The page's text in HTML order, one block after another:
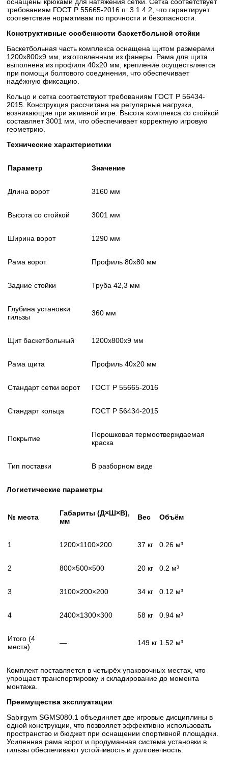
требованиям ГОСТ Р 55665-2016 п. 3.1.4.2, что гарантирует
соответствие нормативам по прочности и безопасности.
Конструктивные особенности баскетбольной стойки
Баскетбольная часть комплекса оснащена щитом размерами
1200х800х9 мм, изготовленным из фанеры. Рама для щита
выполнена из профиля 40х20 мм, крепление осуществляется
при помощи болтового соединения, что обеспечивает
надёжную фиксацию.
Кольцо и сетка соответствуют требованиям ГОСТ Р 56434-
2015. Конструкция рассчитана на регулярные нагрузки,
возникающие при активной игре. Высота комплекса со стойкой
составляет 3001 мм, что обеспечивает корректную игровую
геометрию.
Технические характеристики
Параметр Значение
Длина ворот 3160 мм
Высота со стойкой 3001 мм
Ширина ворот 1290 мм
Рама ворот Профиль 80х80 мм
Задние стойки Труба 42,3 мм
Глубина установки
гильзы
360 мм
Щит баскетбольный 1200х800х9 мм
Рама щита Профиль 40х20 мм
Стандарт сетки ворот ГОСТ Р 55665-2016
Стандарт кольца ГОСТ Р 56434-2015
Покрытие
Порошковая термоотверждаемая
краска
Тип поставки В разборном виде
Логистические параметры
№ места
Габариты (Д×Ш×В),
мм
Вес Объём
1 1200×1100×200 37 кг 0.26 м³
2 800×500×500 20 кг 0.2 м³
3 3100×200×200 34 кг 0.12 м³
4 2400×1300×300 58 кг 0.94 м³
Итого (4
места)
— 149 кг 1.52 м³
Комплект поставляется в четырёх упаковочных местах, что
упрощает транспортировку и складирование до момента
монтажа.
Преимущества эксплуатации
Sabirgym SGMS080.1 объединяет две игровые дисциплины в
одной конструкции, что позволяет эффективно использовать
пространство и бюджет при оснащении спортивной площадки.
Усиленная рама ворот и продуманная система установки в
гильзы обеспечивают устойчивость и долговечность.